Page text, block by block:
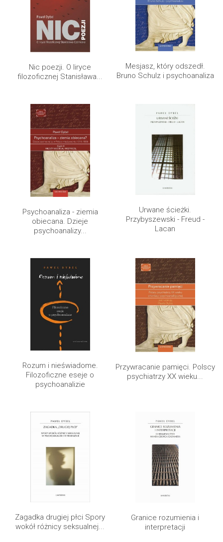
Nic poezji. O liryce
filozoficznej Stanisława...
Mesjasz, który odszedł.
Bruno Schulz i psychoanaliza
Psychoanaliza - ziemia
obiecana. Dzieje
psychoanalizy...
Urwane ścieżki.
Przybyszewski - Freud -
Lacan
Rozum i nieświadome.
Filozoficzne eseje o
psychoanalizie
Przywracanie pamięci. Polscy
psychiatrzy XX wieku...
Zagadka drugiej płci Spory
wokół różnicy seksualnej...
Granice rozumienia i
interpretacji